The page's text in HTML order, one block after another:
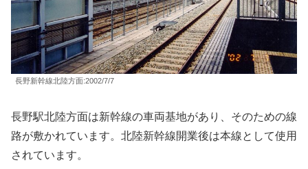
長野新幹線北陸方面:2002/7/7
長野駅北陸方面は新幹線の車両基地があり、そのための線
路が敷かれています。北陸新幹線開業後は本線として使用
されています。